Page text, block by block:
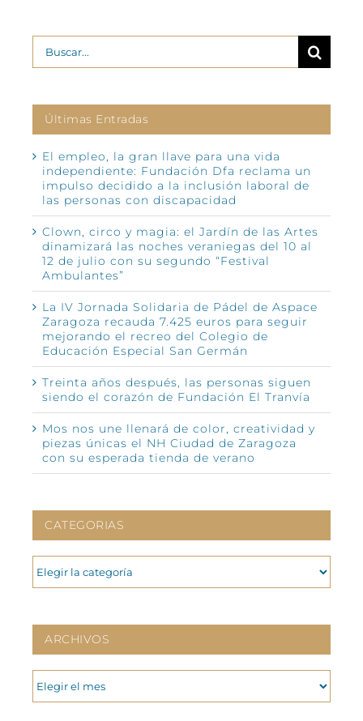
Buscar:
Últimas Entradas
El empleo, la gran llave para una vida
independiente: Fundación Dfa reclama un
impulso decidido a la inclusión laboral de
las personas con discapacidad
Clown, circo y magia: el Jardín de las Artes
dinamizará las noches veraniegas del 10 al
12 de julio con su segundo “Festival
Ambulantes”
La IV Jornada Solidaria de Pádel de Aspace
Zaragoza recauda 7.425 euros para seguir
mejorando el recreo del Colegio de
Educación Especial San Germán
Treinta años después, las personas siguen
siendo el corazón de Fundación El Tranvía
Mos nos une llenará de color, creatividad y
piezas únicas el NH Ciudad de Zaragoza
con su esperada tienda de verano
CATEGORIAS
CATEGORIAS
ARCHIVOS
ARCHIVOS